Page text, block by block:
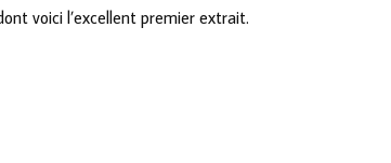
voici l’excellent premier extrait.